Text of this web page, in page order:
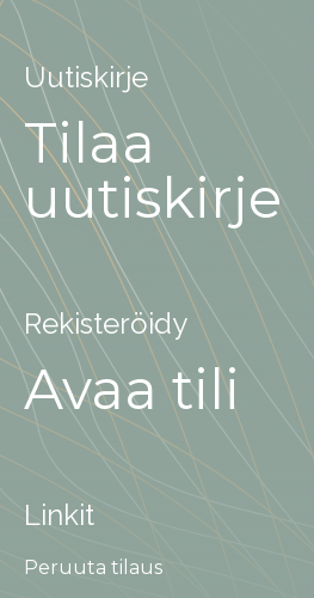
Uutiskirje
Tilaa
uutiskirje
Rekisteröidy
Avaa tili
Linkit
Peruuta tilaus